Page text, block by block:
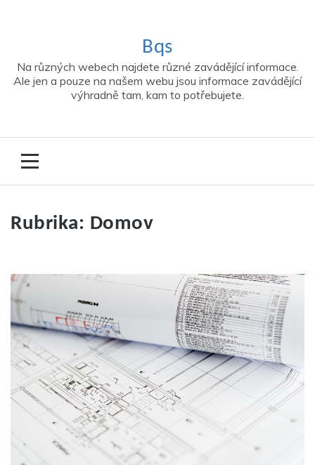
Bqs
Na různých webech najdete různé zavádějící informace.
Ale jen a pouze na našem webu jsou informace zavádějící
výhradně tam, kam to potřebujete.
Rubrika: Domov